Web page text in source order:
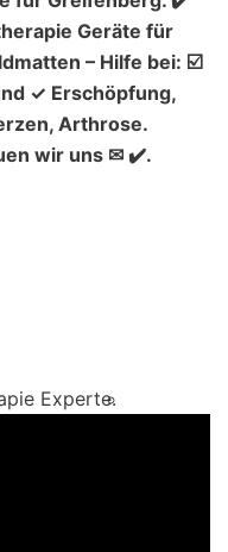
Geräte für
– Hilfe bei: ☑️
✓ Erschöpfung,
Arthrose.
wir uns ✉ ✔️.
Experte.